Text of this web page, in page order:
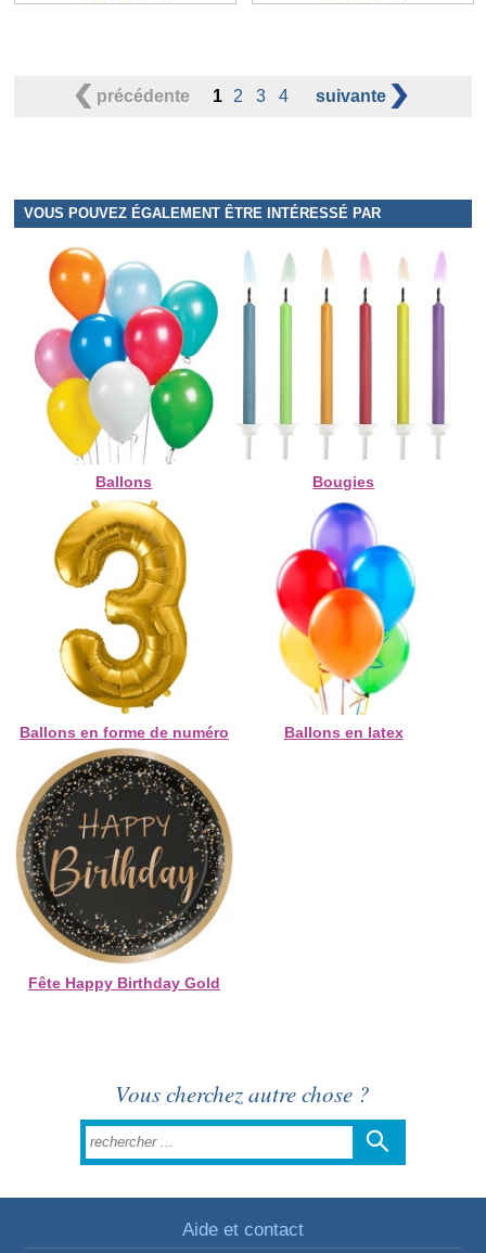
précédente 1 2 3 4 suivante
VOUS POUVEZ ÉGALEMENT ÊTRE INTÉRESSÉ PAR
Ballons Bougies
Ballons en forme de numéro Ballons en latex
Fête Happy Birthday Gold
Vous cherchez autre chose ?
Aide et contact